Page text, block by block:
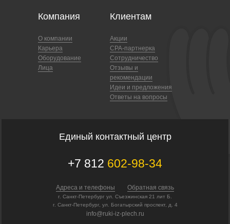
Компания
О компании
Карьера
Оборудование
Лица
Клиентам
Акции
CPA-партнерка
Сотрудничество
Отзывы и
рекомендации
Идеи и предложения
Ответы на вопросы
Единый контактный центр
+7 812 602-98-34
Адреса и телефоны Обратная связь
г. Санкт-Петербург ул. Съезжинская 21 лит Б.
г. Санкт-Петербург, ул. Богатырский проспект, д. 4
info@ruki-iz-plech.ru